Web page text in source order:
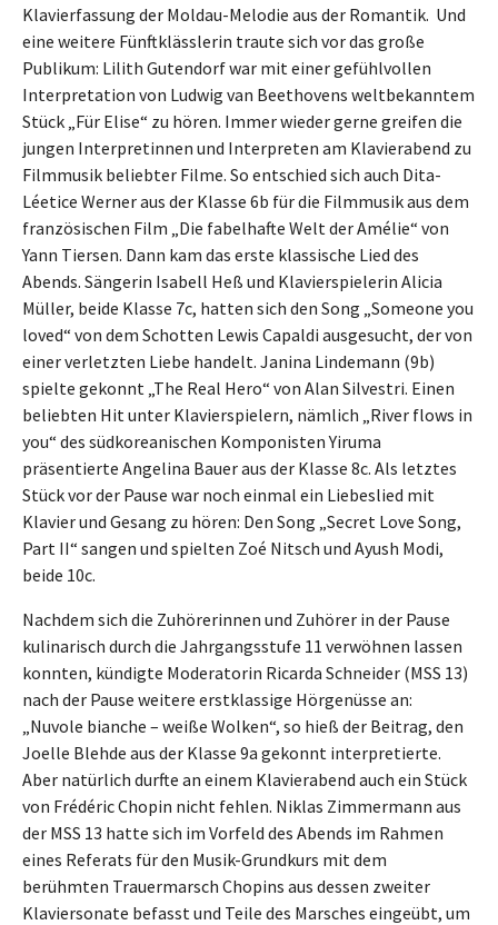
Klavierfassung der Moldau-Melodie aus der Romantik. Und
eine weitere Fünftklässlerin traute sich vor das große
Publikum: Lilith Gutendorf war mit einer gefühlvollen
Interpretation von Ludwig van Beethovens weltbekanntem
Stück „Für Elise“ zu hören. Immer wieder gerne greifen die
jungen Interpretinnen und Interpreten am Klavierabend zu
Filmmusik beliebter Filme. So entschied sich auch Dita-
Léetice Werner aus der Klasse 6b für die Filmmusik aus dem
französischen Film „Die fabelhafte Welt der Amélie“ von
Yann Tiersen. Dann kam das erste klassische Lied des
Abends. Sängerin Isabell Heß und Klavierspielerin Alicia
Müller, beide Klasse 7c, hatten sich den Song „Someone you
loved“ von dem Schotten Lewis Capaldi ausgesucht, der von
einer verletzten Liebe handelt. Janina Lindemann (9b)
spielte gekonnt „The Real Hero“ von Alan Silvestri. Einen
beliebten Hit unter Klavierspielern, nämlich „River flows in
you“ des südkoreanischen Komponisten Yiruma
präsentierte Angelina Bauer aus der Klasse 8c. Als letztes
Stück vor der Pause war noch einmal ein Liebeslied mit
Klavier und Gesang zu hören: Den Song „Secret Love Song,
Part II“ sangen und spielten Zoé Nitsch und Ayush Modi,
beide 10c.
Nachdem sich die Zuhörerinnen und Zuhörer in der Pause
kulinarisch durch die Jahrgangsstufe 11 verwöhnen lassen
konnten, kündigte Moderatorin Ricarda Schneider (MSS 13)
nach der Pause weitere erstklassige Hörgenüsse an:
„Nuvole bianche – weiße Wolken“, so hieß der Beitrag, den
Joelle Blehde aus der Klasse 9a gekonnt interpretierte.
Aber natürlich durfte an einem Klavierabend auch ein Stück
von Frédéric Chopin nicht fehlen. Niklas Zimmermann aus
der MSS 13 hatte sich im Vorfeld des Abends im Rahmen
eines Referats für den Musik-Grundkurs mit dem
berühmten Trauermarsch Chopins aus dessen zweiter
Klaviersonate befasst und Teile des Marsches eingeübt, um